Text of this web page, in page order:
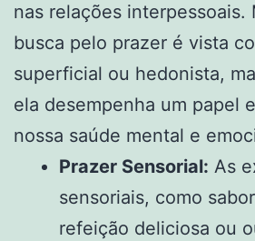
nas relações interpessoais.
busca pelo prazer é vista
superficial ou hedonista,
ela desempenha um papel
nossa saúde mental e
Prazer Sensorial: As
sensoriais, como
refeição deliciosa ou